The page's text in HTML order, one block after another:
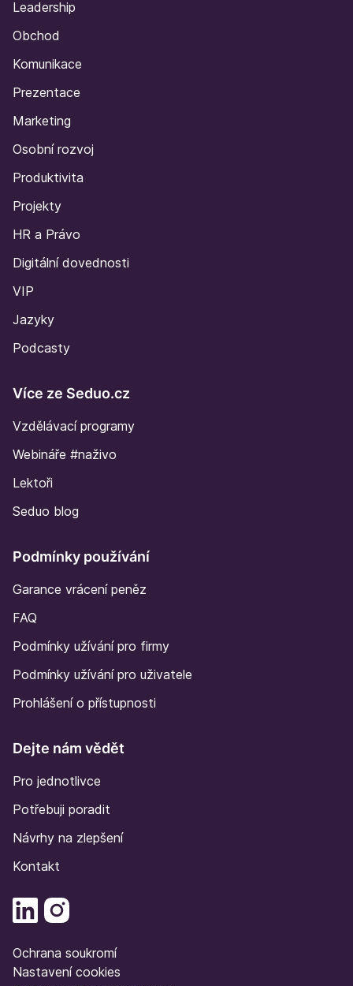
Leadership
Obchod
Komunikace
Prezentace
Marketing
Osobní rozvoj
Produktivita
Projekty
HR a Právo
Digitální dovednosti
VIP
Jazyky
Podcasty
Více ze Seduo.cz
Vzdělávací programy
Webináře #naživo
Lektoři
Seduo blog
Podmínky používání
Garance vrácení peněz
FAQ
Podmínky užívání pro firmy
Podmínky užívání pro uživatele
Prohlášení o přístupnosti
Dejte nám vědět
Pro jednotlivce
Potřebuji poradit
Návrhy na zlepšení
Kontakt
Ochrana soukromí
Nastavení cookies